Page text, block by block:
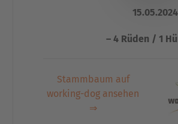
15.05.2024
– 4 Rüden / 1
Stammbaum auf
working-dog ansehen
⇒